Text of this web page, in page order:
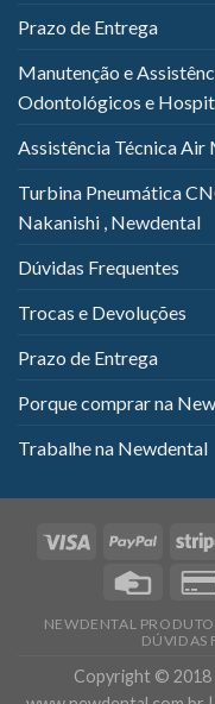
Prazo de Entrega
Manutenção e
Odontológicos e
Assistência Técnica
Turbina Pneumática
Nakanishi , Newdental
Dúvidas Frequentes
Trocas e Devoluções
Prazo de Entrega
Porque comprar na
Trabalhe na Newdental
NEWDENTAL
DÚVIDAS
Copyright © 2018